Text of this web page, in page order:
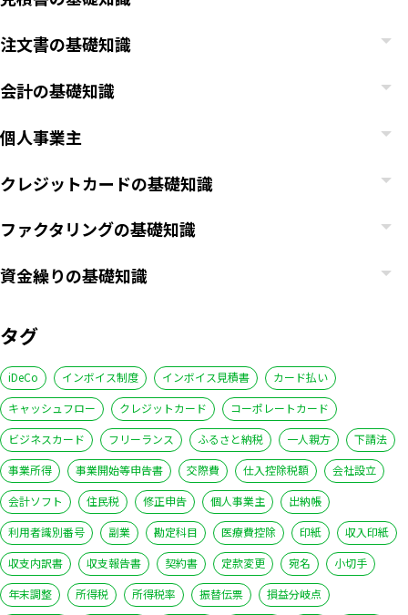
注文書の基礎知識
会計の基礎知識
個人事業主
クレジットカードの基礎知識
ファクタリングの基礎知識
資金繰りの基礎知識
タグ
iDeCo インボイス制度 インボイス見積書
カード払い
キャッシュフロー
クレジットカード
コーポレートカード
ビジネスカード
フリーランス ふるさと納税 一人親方
下請法
事業所得
事業開始等申告書 交際費 仕入控除税額
会社設立
会計ソフト
住民税 修正申告 個人事業主
出納帳
利用者識別番号
副業 勘定科目 医療費控除 印紙
収入印紙
収支内訳書
収支報告書 契約書 定款変更 宛名
小切手
年末調整
所得税 所得税率 振替伝票
損益分岐点